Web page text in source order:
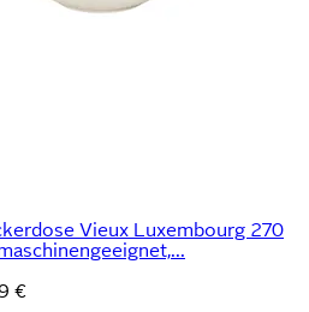
Vieux Luxembourg 270
€